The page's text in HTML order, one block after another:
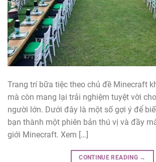
Trang trí bữa tiệc theo chủ đề Minecraft
mà còn mang lại trải nghiệm tuyệt vời
người lớn. Dưới đây là một số gợi ý để
bạn thành một phiên bản thú vị và đầy
giới Minecraft. Xem […]
CONTINUE READING →